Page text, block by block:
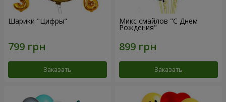
Шарики "Цифры"
Заказать
Микс смайлов "C Днем
Рождения"
Заказать